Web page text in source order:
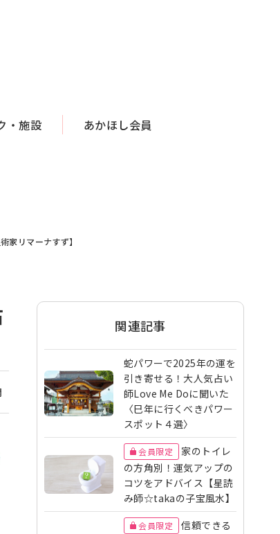
・施設 あかほし会員
家リマーナすず】
関連記事
蛇パワーで2025年の運を
引き寄せる！大人気占い
師Love Me Doに聞いた
〈巳年に行くべきパワー
スポット４選〉
会員限定
家のトイレ
の方角別！運気アップの
コツをアドバイス【星読
み師☆takaの子宝風水】
会員限定
信頼できる